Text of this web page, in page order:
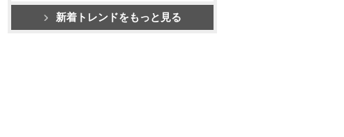
新着トレンドをもっと見る